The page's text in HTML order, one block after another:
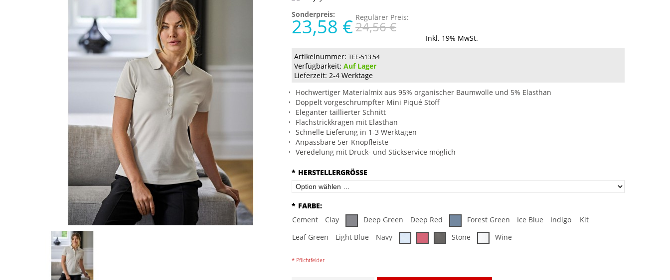
Sonderpreis:
23,58 € Regulärer Preis:
24,56 €
Inkl. 19% MwSt.
Artikelnummer: TEE-513.54
Verfügbarkeit: Auf Lager
Lieferzeit: 2-4 Werktage
Hochwertiger Materialmix aus 95% organischer Baumwolle und 5% Elasthan
Doppelt vorgeschrumpfter Mini Piqué Stoff
Eleganter taillierter Schnitt
Flachstrickkragen mit Elasthan
Schnelle Lieferung in 1-3 Werktagen
Anpassbare 5er-Knopfleiste
Veredelung mit Druck- und Stickservice möglich
* HERSTELLERGRÖSSE
* FARBE:
Cement
Clay Deep Green Deep Red Forest Green Ice Blue Indigo
Kit
Leaf Green
Light Blue Navy Stone Wine
* Pflichtfelder